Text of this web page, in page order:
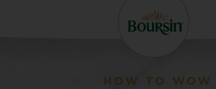
HOW TO WOW